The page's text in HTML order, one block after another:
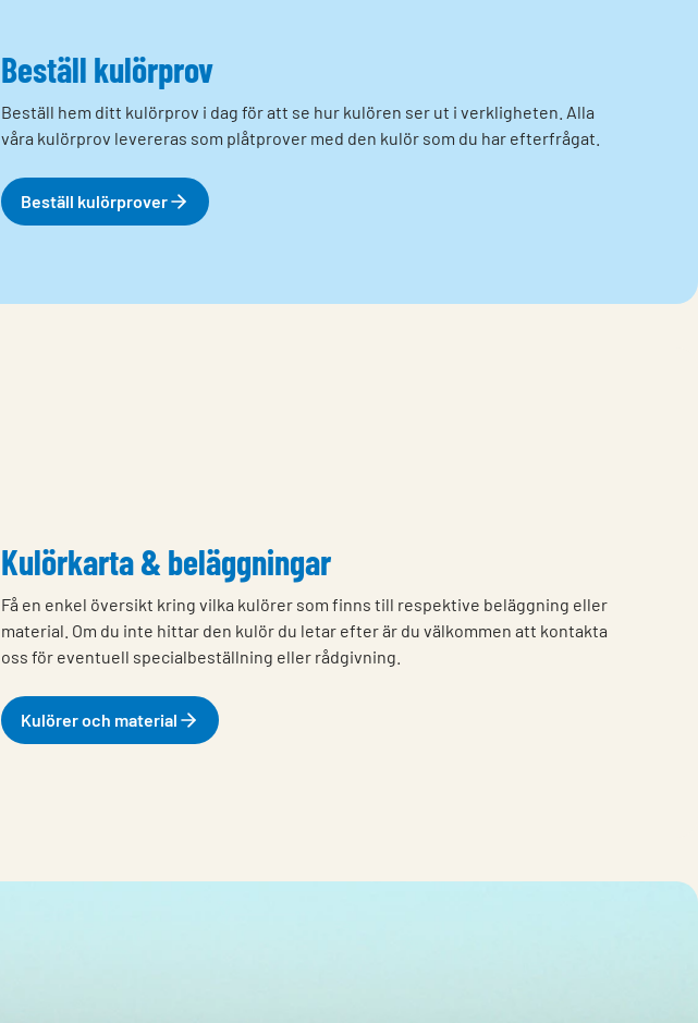
Beställ kulörprov
Beställ hem ditt kulörprov i dag för att se hur kulören ser ut i verkligheten. Alla
våra kulörprov levereras som plåtprover med den kulör som du har efterfrågat.
Beställ kulörprover
Kulörkarta & beläggningar
Få en enkel översikt kring vilka kulörer som finns till respektive beläggning eller
material. Om du inte hittar den kulör du letar efter är du välkommen att kontakta
oss för eventuell specialbeställning eller rådgivning.
Kulörer och material